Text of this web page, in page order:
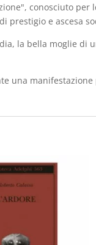
conosciuto
prestigio e ascesa
la bella moglie di
una